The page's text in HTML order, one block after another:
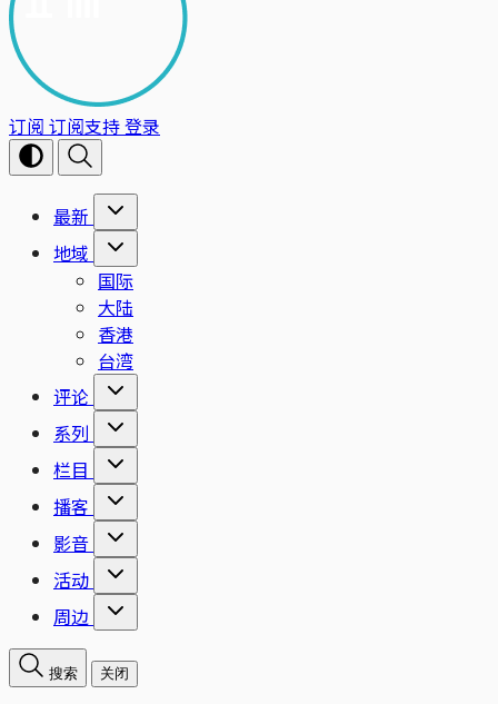
订阅 订阅支持登录
最新
地域
国际
大陆
香港
台湾
评论
系列
栏目
播客
影音
活动
周边
搜索 关闭